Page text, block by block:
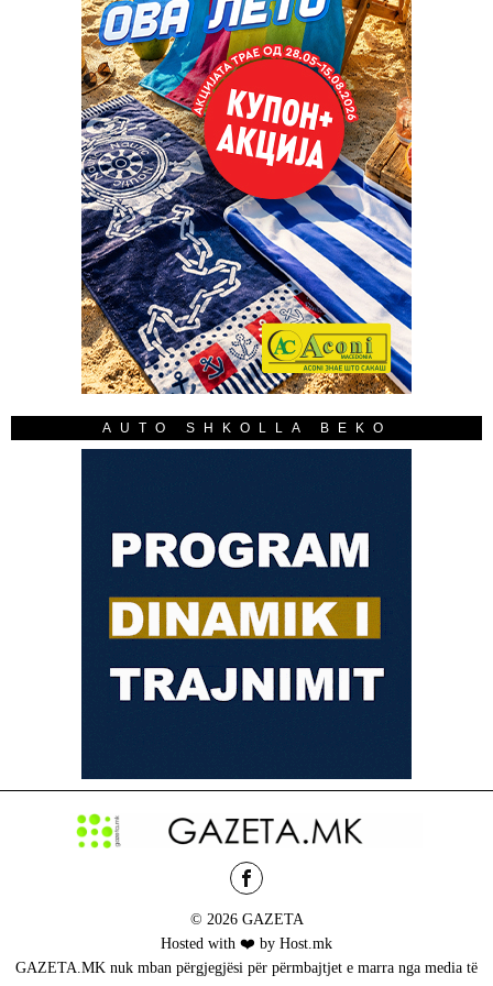
AUTO SHKOLLA BEKO
© 2026 GAZETA
Hosted with ❤️ by Host.mk
GAZETA.MK nuk mban përgjegjësi për përmbajtjet e marra nga media të